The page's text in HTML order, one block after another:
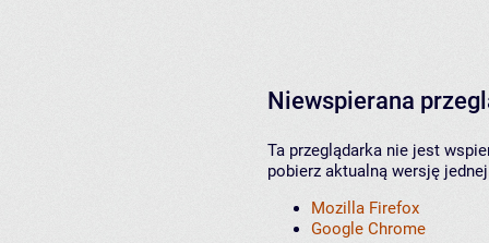
Niewspierana
Ta przeglądarka nie jest
pobierz aktualną wersję
Mozilla Firefox
Google Chrome